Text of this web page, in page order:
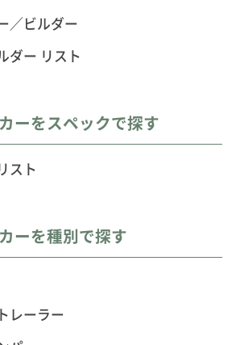
／ビルダー
ダー リスト
ーをスペックで探す
スト
ーを種別で探す
レーラー